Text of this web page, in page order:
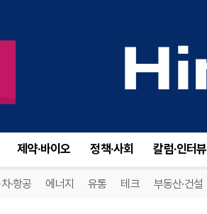
제약·바이오 정책·사회 칼럼·인터뷰
·항공 에너지 유통 테크 부동산·건설